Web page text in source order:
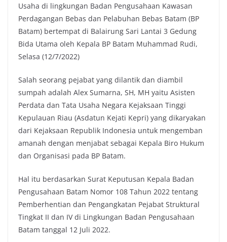
Usaha di lingkungan Badan Pengusahaan Kawasan
Perdagangan Bebas dan Pelabuhan Bebas Batam (BP
Batam) bertempat di Balairung Sari Lantai 3 Gedung
Bida Utama oleh Kepala BP Batam Muhammad Rudi,
Selasa (12/7/2022)
Salah seorang pejabat yang dilantik dan diambil
sumpah adalah Alex Sumarna, SH, MH yaitu Asisten
Perdata dan Tata Usaha Negara Kejaksaan Tinggi
Kepulauan Riau (Asdatun Kejati Kepri) yang dikaryakan
dari Kejaksaan Republik Indonesia untuk mengemban
amanah dengan menjabat sebagai Kepala Biro Hukum
dan Organisasi pada BP Batam.
Hal itu berdasarkan Surat Keputusan Kepala Badan
Pengusahaan Batam Nomor 108 Tahun 2022 tentang
Pemberhentian dan Pengangkatan Pejabat Struktural
Tingkat II dan IV di Lingkungan Badan Pengusahaan
Batam tanggal 12 Juli 2022.